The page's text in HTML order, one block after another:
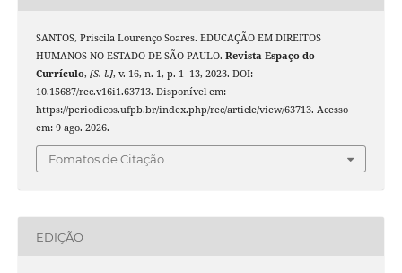
SANTOS, Priscila Lourenço Soares. EDUCAÇÃO EM DIREITOS
HUMANOS NO ESTADO DE SÃO PAULO. Revista Espaço do
Currículo, [S. l.], v. 16, n. 1, p. 1–13, 2023. DOI:
10.15687/rec.v16i1.63713. Disponível em:
https://periodicos.ufpb.br/index.php/rec/article/view/63713. Acesso
em: 9 ago. 2026.
Fomatos de Citação
EDIÇÃO